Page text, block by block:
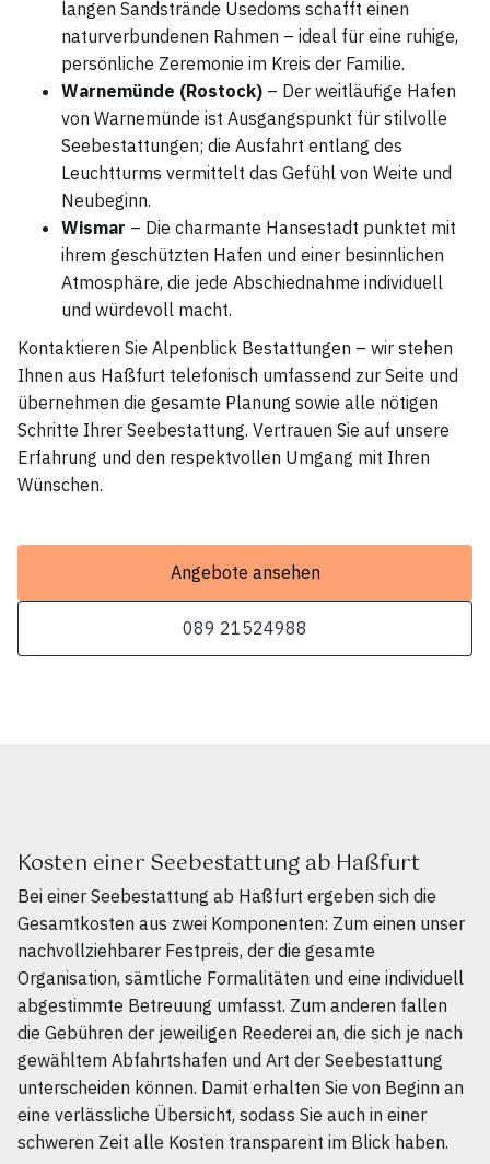
langen Sandstrände Usedoms schafft einen
naturverbundenen Rahmen – ideal für eine ruhige,
persönliche Zeremonie im Kreis der Familie.
Warnemünde (Rostock) – Der weitläufige Hafen
von Warnemünde ist Ausgangspunkt für stilvolle
Seebestattungen; die Ausfahrt entlang des
Leuchtturms vermittelt das Gefühl von Weite und
Neubeginn.
Wismar – Die charmante Hansestadt punktet mit
ihrem geschützten Hafen und einer besinnlichen
Atmosphäre, die jede Abschiednahme individuell
und würdevoll macht.
Kontaktieren Sie Alpenblick Bestattungen – wir stehen
Ihnen aus Haßfurt telefonisch umfassend zur Seite und
übernehmen die gesamte Planung sowie alle nötigen
Schritte Ihrer Seebestattung. Vertrauen Sie auf unsere
Erfahrung und den respektvollen Umgang mit Ihren
Wünschen.
Angebote ansehen
089 21524988
Kosten einer Seebestattung ab Haßfurt
Bei einer Seebestattung ab Haßfurt ergeben sich die
Gesamtkosten aus zwei Komponenten: Zum einen unser
nachvollziehbarer Festpreis, der die gesamte
Organisation, sämtliche Formalitäten und eine individuell
abgestimmte Betreuung umfasst. Zum anderen fallen
die Gebühren der jeweiligen Reederei an, die sich je nach
gewähltem Abfahrtshafen und Art der Seebestattung
unterscheiden können. Damit erhalten Sie von Beginn an
eine verlässliche Übersicht, sodass Sie auch in einer
schweren Zeit alle Kosten transparent im Blick haben.